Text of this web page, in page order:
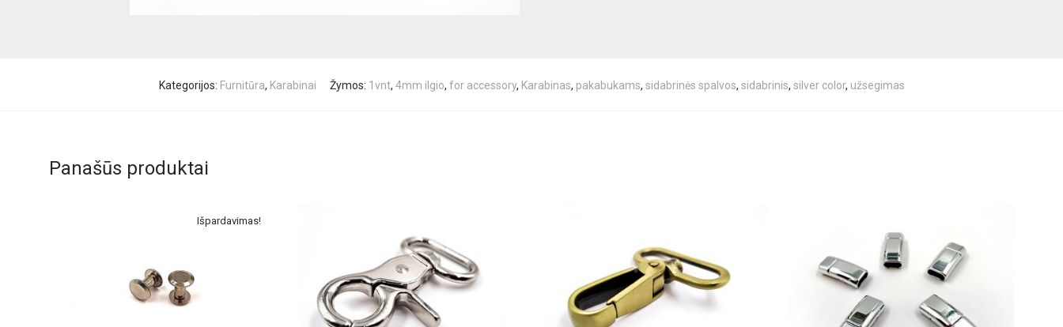
Kategorijos: Furnitūra, Karabinai Žymos: 1vnt, 4mm ilgio, for accessory, Karabinas, pakabukams, sidabrinės spalvos, sidabrinis, silver color, užsegimas
Panašūs produktai
Išpardavimas!